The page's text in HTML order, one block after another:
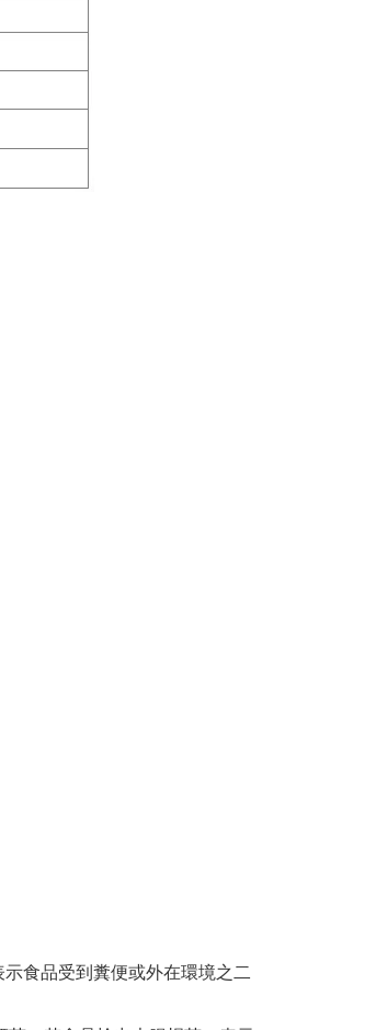
食品受到糞便或外在環境之二